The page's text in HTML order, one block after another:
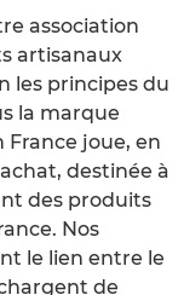
association
artisanaux
les principes du
la marque
France joue, en
destinée à
des produits
Nos
le lien entre le
de